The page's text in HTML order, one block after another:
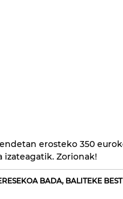
erosteko 350
izateagatik. Zorionak!
BADA, BALITEKE